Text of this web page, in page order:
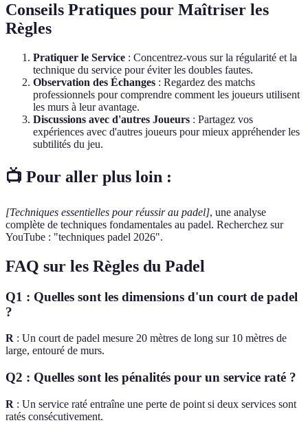
Conseils Pratiques pour Maîtriser les
Règles
Pratiquer le Service : Concentrez-vous sur la régularité et la
technique du service pour éviter les doubles fautes.
Observation des Échanges : Regardez des matchs
professionnels pour comprendre comment les joueurs utilisent
les murs à leur avantage.
Discussions avec d'autres Joueurs : Partagez vos
expériences avec d'autres joueurs pour mieux appréhender les
subtilités du jeu.
📺 Pour aller plus loin :
[Techniques essentielles pour réussir au padel], une analyse
complète de techniques fondamentales au padel. Recherchez sur
YouTube : "techniques padel 2026".
FAQ sur les Règles du Padel
Q1 : Quelles sont les dimensions d'un court de padel
?
R : Un court de padel mesure 20 mètres de long sur 10 mètres de
large, entouré de murs.
Q2 : Quelles sont les pénalités pour un service raté ?
R : Un service raté entraîne une perte de point si deux services sont
ratés consécutivement.